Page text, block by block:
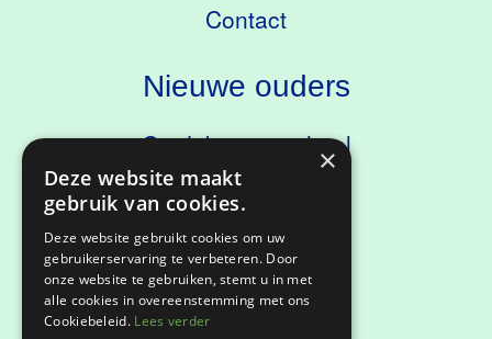
Nieuwe ouders
Ontdek onze school
Kennismaken
Contact
Privacyverklaring
×
Deze website maakt
gebruik van cookies.
Deze website gebruikt cookies om uw
gebruikerservaring te verbeteren. Door
onze website te gebruiken, stemt u in met
alle cookies in overeenstemming met ons
Cookiebeleid. Lees verder